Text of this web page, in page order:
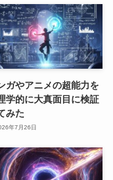
ガやアニメの超能力を
学的に大真面目に検証
みた
年7月26日